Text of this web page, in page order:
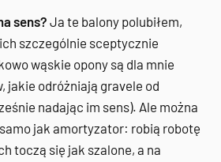
sens? Ja te balony polubiłem,
szczególnie sceptycznie
wąskie opony są dla mnie
jakie odróżniają gravele od
nadając im sens). Ale można
jak amortyzator: robią robotę
toczą się jak szalone, a na